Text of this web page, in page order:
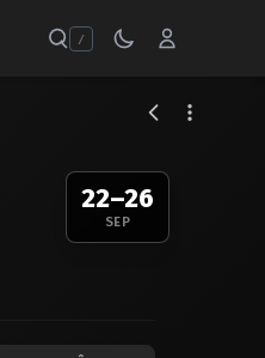
/
22–26
SEP